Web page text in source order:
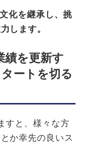
化を継承し、挑
します。
績を更新す
ートを切る
すと、様々な方
か幸先の良いス